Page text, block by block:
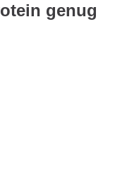
genug